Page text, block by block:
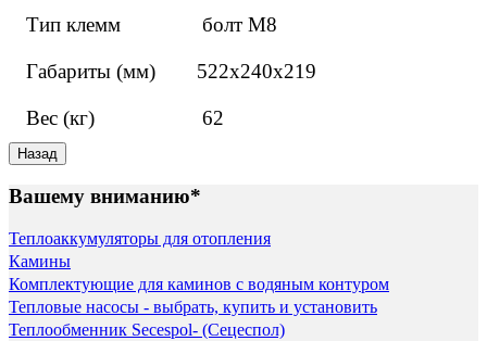
Тип клемм болт М8
Габариты (мм) 522x240x219
Вес (кг) 62
Вашему вниманию*
Теплоаккумуляторы для отопления
Камины
Комплектующие для каминов с водяным контуром
Тепловые насосы - выбрать, купить и установить
Теплообменник Secespol- (Сецеспол)